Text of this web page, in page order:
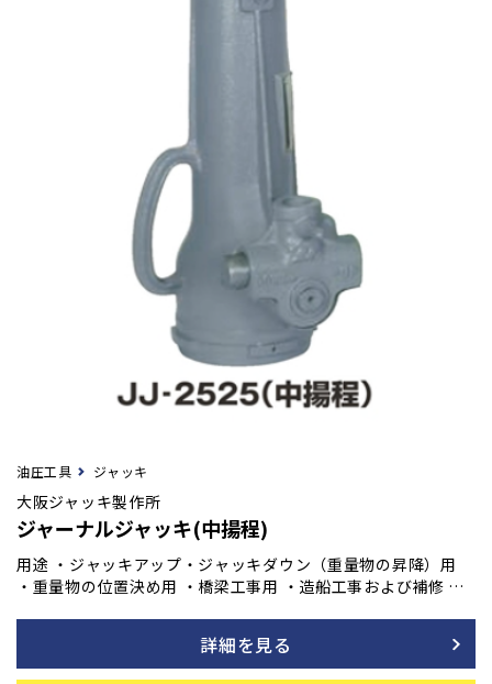
油圧工具 ジャッキ
大阪ジャッキ製作所
ジャーナルジャッキ(中揚程)
用途 ・ジャッキアップ・ジャッキダウン（重量物の昇降）用
・重量物の位置決め用 ・橋梁工事用 ・造船工事および補修 ・
詳細を見る